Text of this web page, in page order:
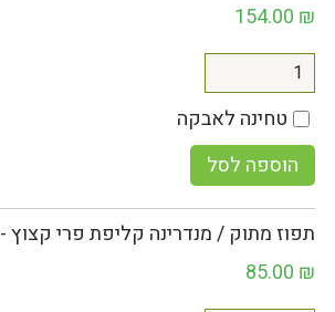
154.00 ₪
טחינה לאבקה
הוספה לסל
תפוז מתוק / מנדרינה קליפת פרי קצוץ - 500 גר
85.00 ₪